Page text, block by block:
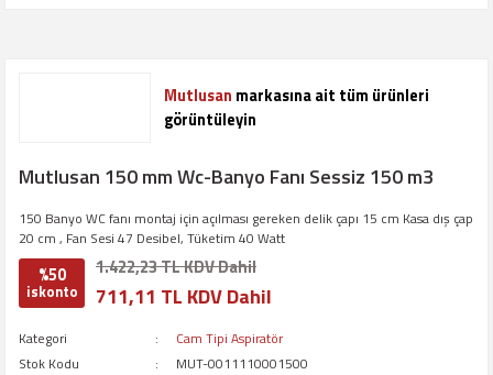
Mutlusan markasına ait tüm ürünleri
görüntüleyin
Mutlusan 150 mm Wc-Banyo Fanı Sessiz 150 m3
150 Banyo WC fanı montaj için açılması gereken delik çapı 15 cm Kasa dış çap
20 cm , Fan Sesi 47 Desibel, Tüketim 40 Watt
%50
iskonto
1.422,23 TL KDV Dahil
711,11 TL KDV Dahil
Kategori
Cam Tipi Aspiratör
Stok Kodu
MUT-0011110001500